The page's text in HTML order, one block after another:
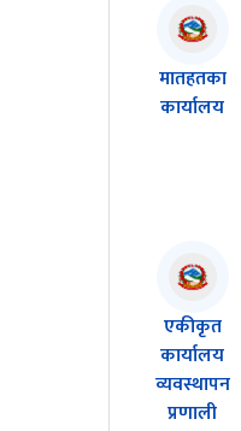
मातहतका
कार्यालय
एकीकृत
कार्यालय
व्यवस्थापन
प्रणाली